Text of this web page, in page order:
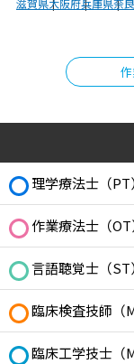
滋賀県大阪府兵庫県奈
理学療法士（PT）
作業療法士（OT
言語聴覚士（ST）
臨床検査技師（
臨床工学技士（